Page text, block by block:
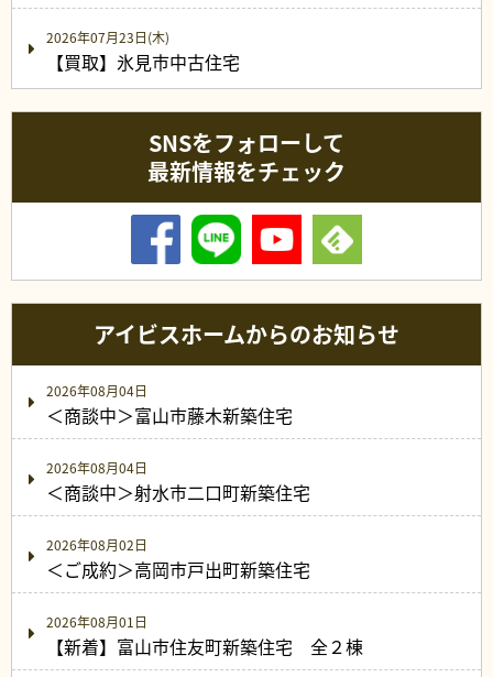
2026年07月23日(木)
【買取】氷見市中古住宅
SNSをフォローして
最新情報をチェック
アイビスホームからのお知らせ
2026年08月04日
＜商談中＞富山市藤木新築住宅
2026年08月04日
＜商談中＞射水市二口町新築住宅
2026年08月02日
＜ご成約＞高岡市戸出町新築住宅
2026年08月01日
【新着】富山市住友町新築住宅 全２棟